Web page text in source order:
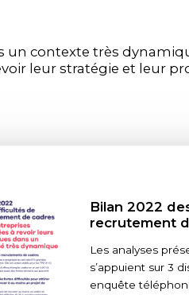
un contexte très
leur stratégie et leur
Bilan 2022
recrutement
Les analyses
s’appuient sur 3
enquête